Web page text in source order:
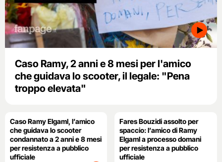
Caso Ramy, 2 anni e 8 mesi per l'amico
che guidava lo scooter, il legale: "Pena
troppo elevata"
Caso Ramy Elgaml, l’amico
che guidava lo scooter
condannato a 2 anni e 8 mesi
per resistenza a pubblico
ufficiale
Fares Bouzidi assolto per
spaccio: l’amico di Ramy
Elgaml a processo domani
per resistenza a pubblico
ufficiale